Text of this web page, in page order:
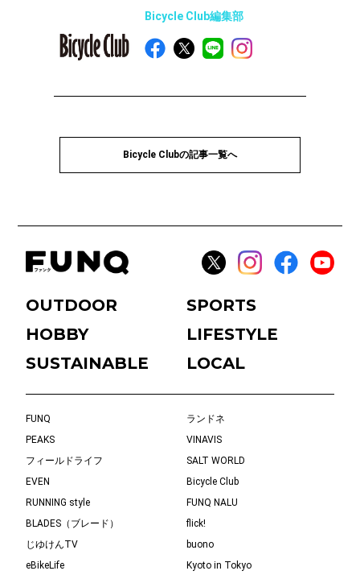
Bicycle Club編集部
Bicycle Clubの記事一覧へ
OUTDOOR
SPORTS
HOBBY
LIFESTYLE
SUSTAINABLE
LOCAL
FUNQ
ランドネ
PEAKS
VINAVIS
フィールドライフ
SALT WORLD
EVEN
Bicycle Club
RUNNING style
FUNQ NALU
BLADES（ブレード）
flick!
じゆけんTV
buono
eBikeLife
Kyoto in Tokyo